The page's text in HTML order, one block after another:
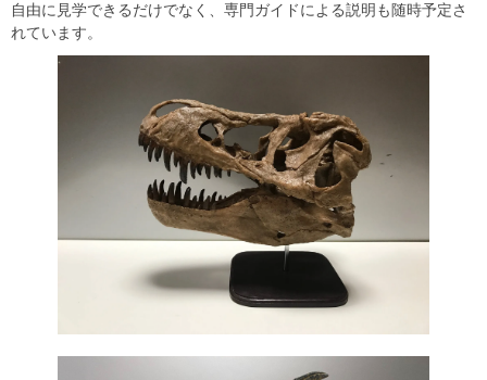
自由に見学できるだけでなく、専門ガイドによる説明も随時予定さ
れています。